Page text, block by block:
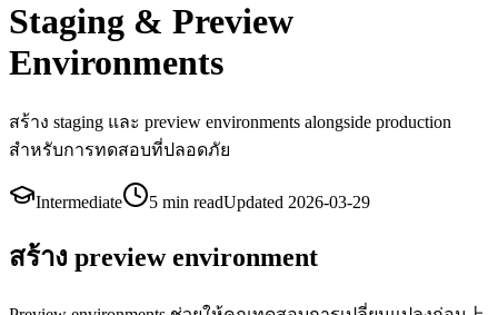
Staging & Preview
Environments
สร้าง staging และ preview environments alongside production
สำหรับการทดสอบที่ปลอดภัย
Intermediate 5 min readUpdated 2026-03-29
สร้าง preview environment